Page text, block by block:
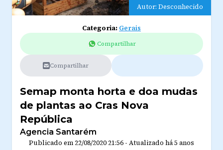
Autor: Desconhecido
Categoria: Gerais
Compartilhar
Compartilhar
Semap monta horta e doa mudas
de plantas ao Cras Nova
República
Agencia Santarém
Publicado em 22/08/2020 21:56 - Atualizado há 5 anos